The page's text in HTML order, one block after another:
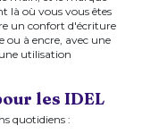
là où vous vous êtes
un confort d'écriture
à encre, avec une
utilisation
les IDEL
quotidiens :